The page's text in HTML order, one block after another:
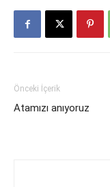
Önceki İçerik
Atamızı anıyoruz